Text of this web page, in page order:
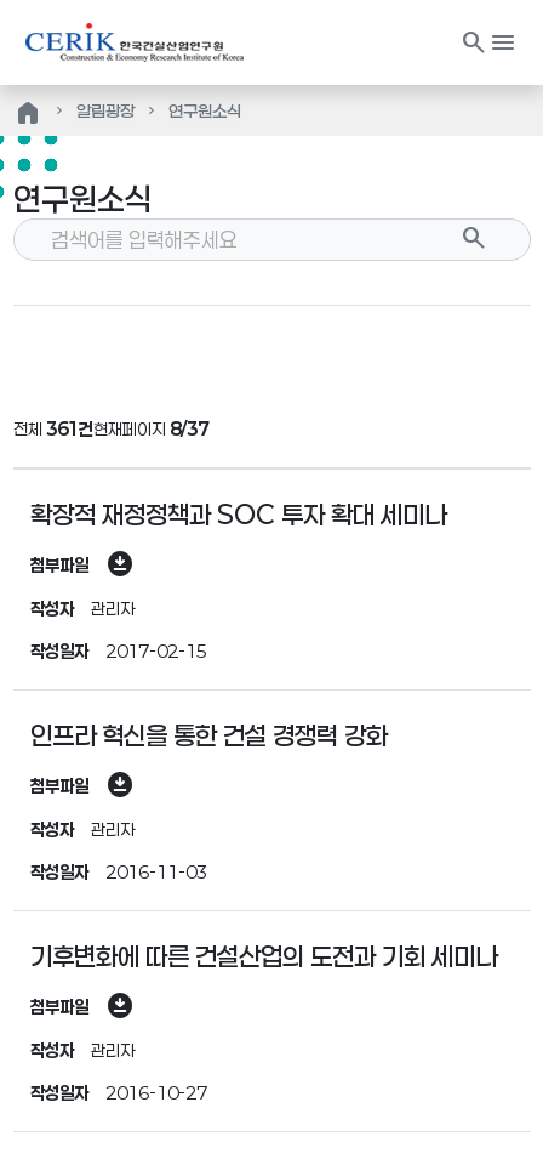
search menu
home 알림광장 연구원소식
연구원소식
search
전체 361건현재페이지 8/37
확장적 재정정책과 SOC 투자 확대 세미나
첨부파일 download_for_offline
작성자 관리자
작성일자 2017-02-15
인프라 혁신을 통한 건설 경쟁력 강화
첨부파일 download_for_offline
작성자 관리자
작성일자 2016-11-03
기후변화에 따른 건설산업의 도전과 기회 세미나
첨부파일 download_for_offline
작성자 관리자
작성일자 2016-10-27